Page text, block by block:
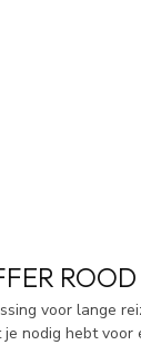
voor lange
nodig hebt voor